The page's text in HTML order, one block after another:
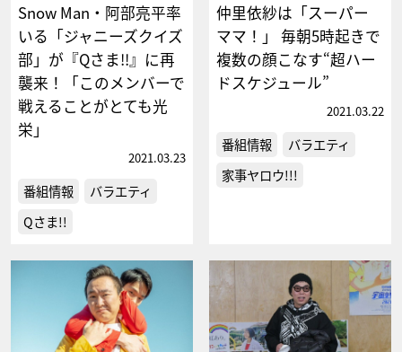
Snow Man・阿部亮平率
いる「ジャニーズクイズ
部」が『Qさま!!』に再
襲来！「このメンバーで
戦えることがとても光
栄」
2021.03.23
番組情報
バラエティ
Qさま!!
仲里依紗は「スーパー
ママ！」 毎朝5時起きで
複数の顔こなす“超ハー
ドスケジュール”
2021.03.22
番組情報
バラエティ
家事ヤロウ!!!